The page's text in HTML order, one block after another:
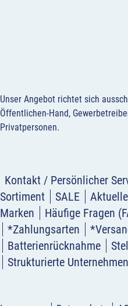
Unser Angebot richtet sich
Öffentlichen-Hand,
Privatpersonen.
Kontakt / Persönlicher
Sortiment
SALE
Marken
Häufige Fragen
*Zahlungsarten
Batterienrücknahme
Strukturierte